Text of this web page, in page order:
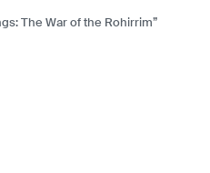
The War of the Rohirrim”